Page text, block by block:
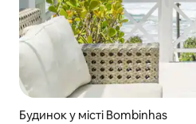
Будинок у місті Bombinhas